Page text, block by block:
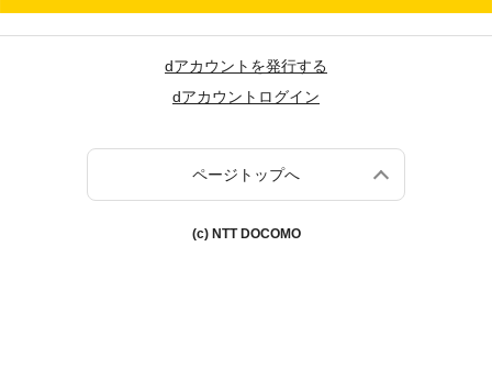
dアカウントを発行する
dアカウントログイン
ページトップへ
(c) NTT DOCOMO